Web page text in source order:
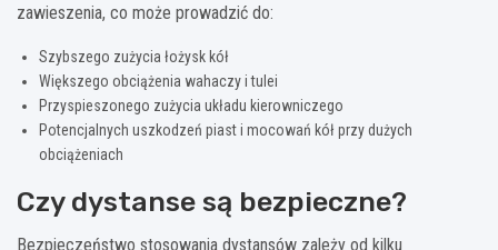
zawieszenia, co może prowadzić do:
Szybszego zużycia łożysk kół
Większego obciążenia wahaczy i tulei
Przyspieszonego zużycia układu kierowniczego
Potencjalnych uszkodzeń piast i mocowań kół przy dużych
obciążeniach
Czy dystanse są bezpieczne?
Bezpieczeństwo stosowania dystansów zależy od kilku